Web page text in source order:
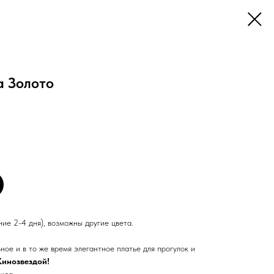
Золото
2-4 дня), возможны другие цвета.
и в то же время элегантное платье для прогулок и